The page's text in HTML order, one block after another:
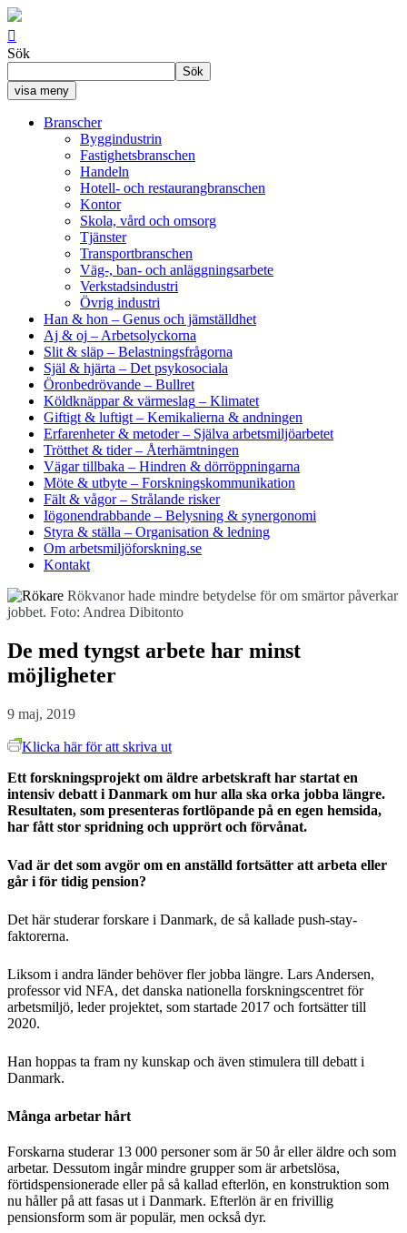

Sök
Sök
visa meny
Branscher
Byggindustrin
Fastighetsbranschen
Handeln
Hotell- och restaurangbranschen
Kontor
Skola, vård och omsorg
Tjänster
Transportbranschen
Väg-, ban- och anläggningsarbete
Verkstadsindustri
Övrig industri
Han & hon – Genus och jämställdhet
Aj & oj – Arbetsolyckorna
Slit & släp – Belastningsfrågorna
Själ & hjärta – Det psykosociala
Öronbedrövande – Bullret
Köldknäppar & värmeslag – Klimatet
Giftigt & luftigt – Kemikalierna & andningen
Erfarenheter & metoder– Själva arbetsmiljöarbetet
Trötthet & tider– Återhämtningen
Vägar tillbaka – Hindren & dörröppningarna
Möte & utbyte – Forskningskommunikation
Fält & vågor– Strålande risker
Iögonendrabbande – Belysning & synergonomi
Styra & ställa – Organisation & ledning
Om arbetsmiljöforskning.se
Kontakt
Rökvanor hade mindre betydelse för om smärtor påverkar
jobbet. Foto: Andrea Dibitonto
De med tyngst arbete har minst
möjligheter
9 maj, 2019
Klicka här för att skriva ut
Ett forskningsprojekt om äldre arbetskraft har startat en
intensiv debatt i Danmark om hur alla ska orka jobba längre.
Resultaten, som presenteras fortlöpande på en egen hemsida,
har fått stor spridning och upprört och förvånat.
Vad är det som avgör om en anställd fortsätter att arbeta eller
går i för tidig pension?
Det här studerar forskare i Danmark, de så kallade push-stay-
faktorerna.
Liksom i andra länder behöver fler jobba längre. Lars Andersen,
professor vid NFA, det danska nationella forskningscentret för
arbetsmiljö, leder projektet, som startade 2017 och fortsätter till
2020.
Han hoppas ta fram ny kunskap och även stimulera till debatt i
Danmark.
Många arbetar hårt
Forskarna studerar 13 000 personer som är 50 år eller äldre och som
arbetar. Dessutom ingår mindre grupper som är arbetslösa,
förtidspensionerade eller på så kallad efterlön, en konstruktion som
nu håller på att fasas ut i Danmark. Efterlön är en frivillig
pensionsform som är populär, men också dyr.